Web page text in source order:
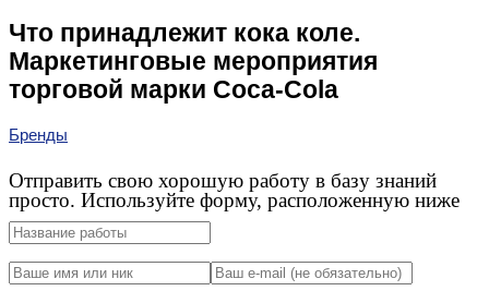
Что принадлежит кока коле.
Маркетинговые мероприятия
торговой марки Coca-Cola
Бренды
Отправить свою хорошую работу в базу знаний
просто. Используйте форму, расположенную ниже